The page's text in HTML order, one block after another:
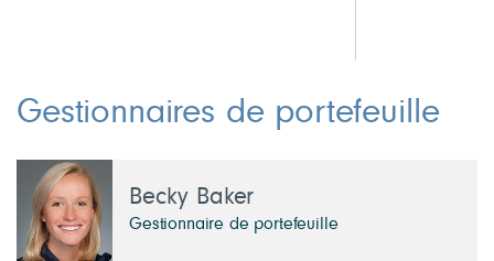
Gestionnaires de portefeuille
Becky Baker
Gestionnaire de portefeuille